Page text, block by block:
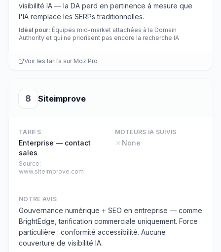
visibilité IA — la DA perd en pertinence à mesure que
l'IA remplace les SERPs traditionnelles.
Idéal pour: Équipes mid-market attachées à la Domain
Authority et qui ne priorisent pas encore la recherche IA
Voir les tarifs sur Moz Pro
8 Siteimprove
TARIFS
Enterprise — contact
sales
Source:
www.siteimprove.com
MOTEURS IA SUIVIS
None
NOTRE AVIS
Gouvernance numérique + SEO en entreprise — comme
BrightEdge, tarification commerciale uniquement. Force
particulière : conformité accessibilité. Aucune
couverture de visibilité IA.